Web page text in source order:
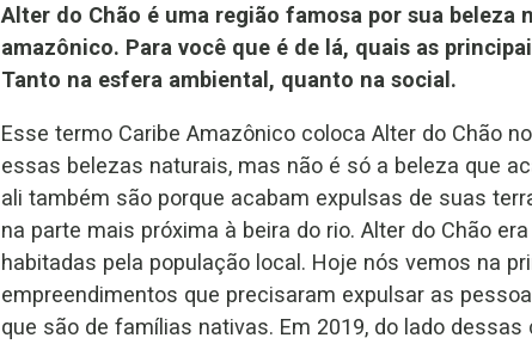
Alter do Chão é uma região famosa por sua
amazônico. Para você que é de lá, quais as
Tanto na esfera ambiental, quanto na social.
Esse termo Caribe Amazônico coloca Alter do Chão
essas belezas naturais, mas não é só a beleza que
ali também são porque acabam expulsas de suas
na parte mais próxima à beira do rio. Alter do Chão
habitadas pela população local. Hoje nós vemos na
empreendimentos que precisaram expulsar as
que são de famílias nativas. Em 2019, do lado